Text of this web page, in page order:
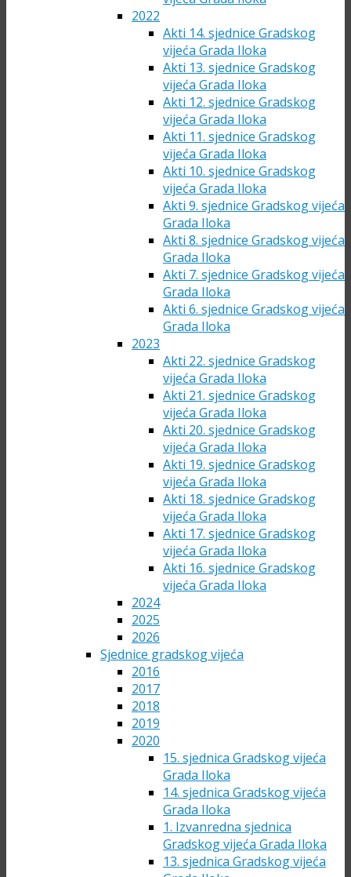
2022
Akti 14. sjednice Gradskog
vijeća Grada Iloka
Akti 13. sjednice Gradskog
vijeća Grada Iloka
Akti 12. sjednice Gradskog
vijeća Grada Iloka
Akti 11. sjednice Gradskog
vijeća Grada Iloka
Akti 10. sjednice Gradskog
vijeća Grada Iloka
Akti 9. sjednice Gradskog vijeća
Grada Iloka
Akti 8. sjednice Gradskog vijeća
Grada Iloka
Akti 7. sjednice Gradskog vijeća
Grada Iloka
Akti 6. sjednice Gradskog vijeća
Grada Iloka
2023
Akti 22. sjednice Gradskog
vijeća Grada Iloka
Akti 21. sjednice Gradskog
vijeća Grada Iloka
Akti 20. sjednice Gradskog
vijeća Grada Iloka
Akti 19. sjednice Gradskog
vijeća Grada Iloka
Akti 18. sjednice Gradskog
vijeća Grada Iloka
Akti 17. sjednice Gradskog
vijeća Grada Iloka
Akti 16. sjednice Gradskog
vijeća Grada Iloka
2024
2025
2026
Sjednice gradskog vijeća
2016
2017
2018
2019
2020
15. sjednica Gradskog vijeća
Grada Iloka
14. sjednica Gradskog vijeća
Grada Iloka
1. Izvanredna sjednica
Gradskog vijeća Grada Iloka
13. sjednica Gradskog vijeća